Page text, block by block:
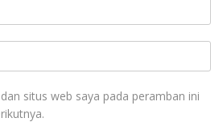
situs web saya pada peramban ini